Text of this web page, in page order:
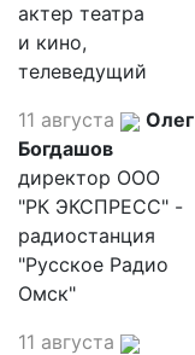
актер театра
и кино,
телеведущий
11 августа
Олег
Богдашов
директор ООО
"РК ЭКСПРЕСС" -
радиостанция
"Русское Радио
Омск"
11 августа